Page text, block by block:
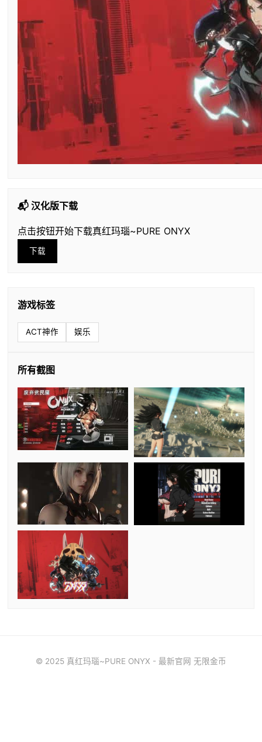
📬 汉化版下载
点击按钮开始下载真红玛瑙~PURE ONYX
下载
游戏标签
ACT神作 娱乐
所有截图
© 2025 真红玛瑙~PURE ONYX - 最新官网 无限金币